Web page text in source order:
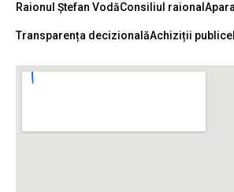
Raionul Ștefan VodăConsiliul raional
Transparența decizionalăAchiziții publice